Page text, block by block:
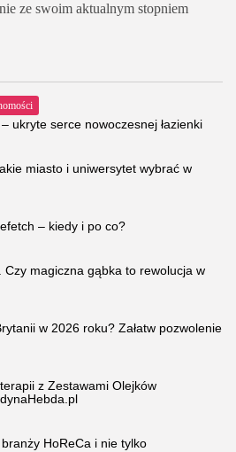
ze swoim aktualnym stopniem
ukryte serce nowoczesnej łazienki
miasto i uniwersytet wybrać w
– kiedy i po co?
Czy magiczna gąbka to rewolucja w
w 2026 roku? Załatw pozwolenie
z Zestawami Olejków
HoReCa i nie tylko